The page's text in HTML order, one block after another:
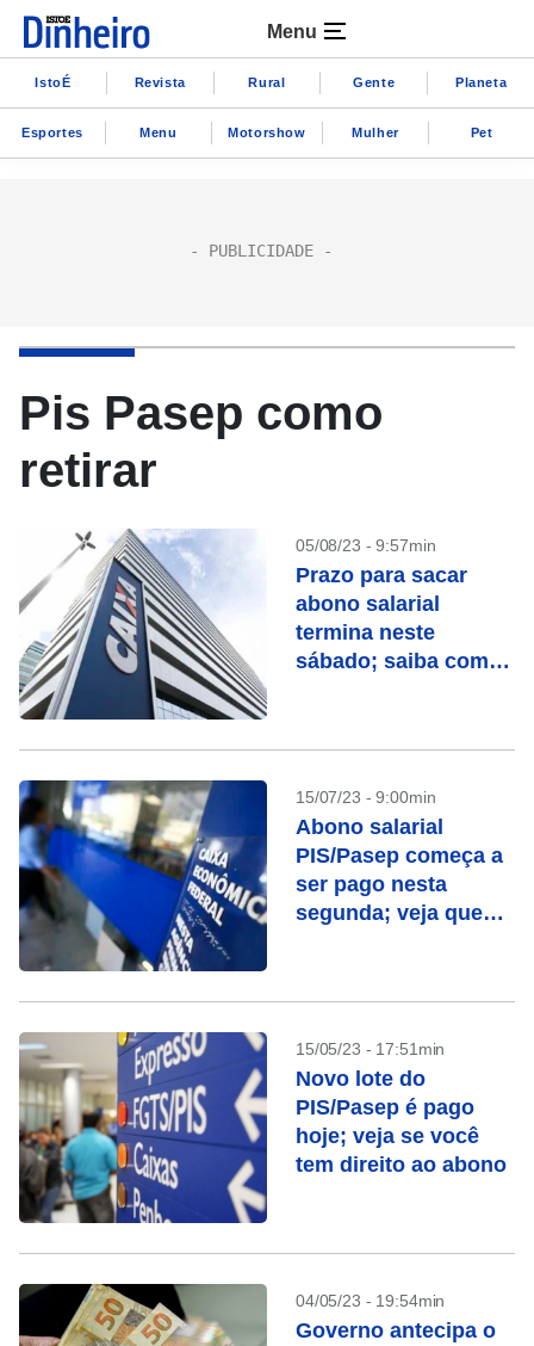
Menu
IstoÉ Revista Rural Gente Planeta
Esportes Menu Motorshow Mulher Pet
Pis Pasep como
retirar
05/08/23 - 9:57min
Prazo para sacar
abono salarial
termina neste
sábado; saiba como
15/07/23 - 9:00min
Abono salarial
PIS/Pasep começa a
ser pago nesta
segunda; veja quem
15/05/23 - 17:51min
Novo lote do
PIS/Pasep é pago
hoje; veja se você
tem direito ao abono
04/05/23 - 19:54min
Governo antecipa o